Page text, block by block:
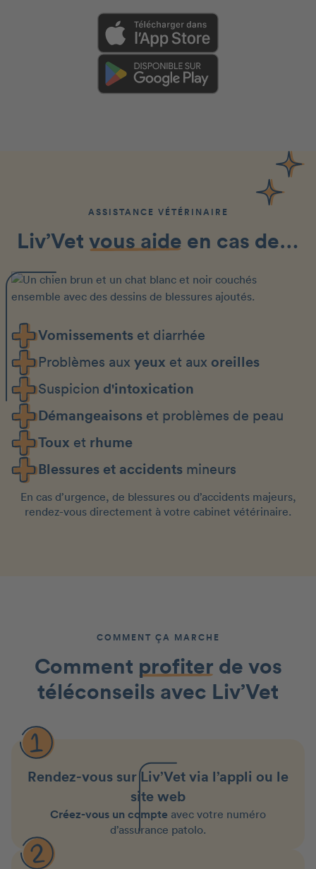
ASSISTANCE VÉTÉRINAIRE
Liv’Vet vous aide en cas de…
Vomissements et diarrhée
Problèmes aux yeux et aux oreilles
Suspicion d'intoxication
Démangeaisons et problèmes de peau
Toux et rhume
Blessures et accidents mineurs
En cas d’urgence, de blessures ou d’accidents majeurs,
rendez-vous directement à votre cabinet vétérinaire.
COMMENT ÇA MARCHE
Comment profiter de vos
téléconseils avec Liv’Vet
Rendez-vous sur Liv’Vet via l’appli ou le
site web
Créez-vous un compte avec votre numéro
d’assurance patolo.